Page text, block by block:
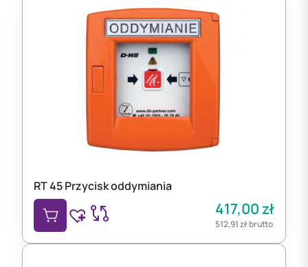
RT 45 Przycisk oddymiania
417,00zł
512,91złbrutto